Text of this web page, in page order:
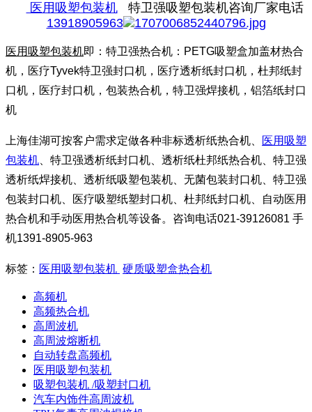
医用吸塑包装机
特卫强吸塑包装机咨询厂家电话
13918905963
医用吸塑包装机即：特卫强热合机：PETG吸塑盒加盖材热合
机，医疗Tyvek特卫强封口机，医疗透析纸封口机，杜邦纸封
口机，医疗封口机，包装热合机，特卫强焊接机，铝箔纸封口
机
上海佳湖可按客户需求定做各种非标透析纸热合机、
医用吸塑
包装机 、特卫强透析纸封口机、透析纸杜邦纸热合机、特卫强
透析纸焊接机、透析纸吸塑包装机、无菌包装封口机、特卫强
包装封口机、医疗吸塑纸塑封口机、杜邦纸封口机、自动医用
热合机和手动医用热合机等设备。咨询电话021-39126081 手
机1391-8905-963
标签： 医用吸塑包装机 硬质吸塑盒热合机
高频机
高频热合机
高周波机
高周波熔断机
自动转盘高频机
医用吸塑包装机
吸塑包装机 /吸塑封口机
汽车内饰件高周波机